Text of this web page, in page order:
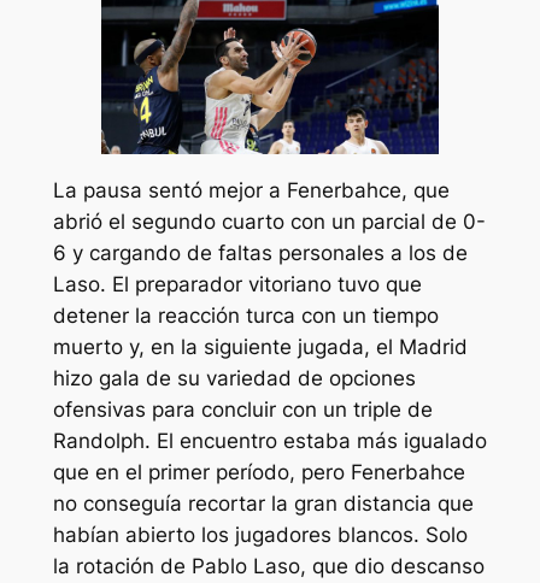
La pausa sentó mejor a Fenerbahce, que
abrió el segundo cuarto con un parcial de 0-
6 y cargando de faltas personales a los de
Laso. El preparador vitoriano tuvo que
detener la reacción turca con un tiempo
muerto y, en la siguiente jugada, el Madrid
hizo gala de su variedad de opciones
ofensivas para concluir con un triple de
Randolph. El encuentro estaba más igualado
que en el primer período, pero Fenerbahce
no conseguía recortar la gran distancia que
habían abierto los jugadores blancos. Solo
la rotación de Pablo Laso, que dio descanso